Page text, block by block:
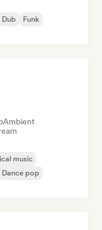
Dub
Funk
Ambient
music
Dance pop